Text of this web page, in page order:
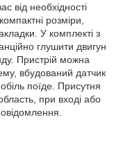
від необхідності
розміри,
У комплекті з
глушити двигун
Пристрій можна
вбудований датчик
поїде. Присутня
при вході або